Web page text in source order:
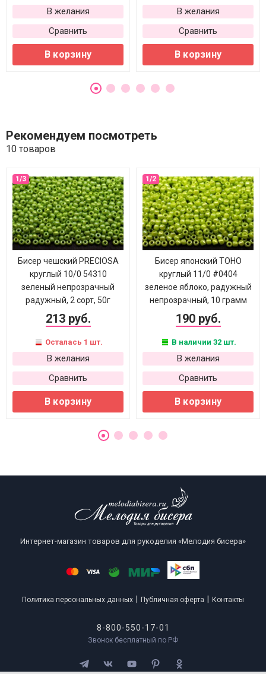
В желания
Сравнить
В корзину
В желания
Сравнить
В корзину
Рекомендуем посмотреть
10 товаров
Бисер чешский PRECIOSA
круглый 10/0 54310
зеленый непрозрачный
радужный, 2 сорт, 50г
213 руб.
Осталась 1 шт.
В желания
Сравнить
В корзину
Бисер японский TOHO
круглый 11/0 #0404
зеленое яблоко, радужный
непрозрачный, 10 грамм
190 руб.
В наличии 32 шт.
В желания
Сравнить
В корзину
Интернет-магазин товаров для рукоделия «Мелодия бисера»
Политика персональных данных Публичная оферта Контакты
8-800-550-17-01
Звонок бесплатный по РФ